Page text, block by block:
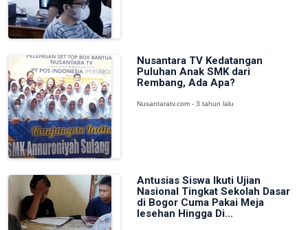
Nusantara TV Kedatangan
Puluhan Anak SMK dari
Rembang, Ada Apa?
Nusantaratv.com - 3 tahun lalu
Antusias Siswa Ikuti Ujian
Nasional Tingkat Sekolah Dasar
di Bogor Cuma Pakai Meja
lesehan Hingga Di...